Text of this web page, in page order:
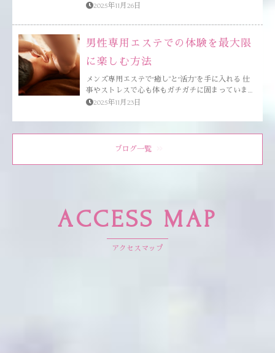
ごしてしまう…。そんな人も多いのではないでしょ
体も心もどこかスッキリしないまま新しい週に突入
してしまい...
2025年11月26日
男性専用エステでの体験を最大限
に楽しむ方法
メンズ専用エステで“癒し”と“活力”を手に入れる 仕
事やストレスで心も体もガチガチに固まっていませ
んか？ そんな日常に、女性セラピストによる癒し
に男のためのリセ...
2025年11月23日
ブログ一覧
ACCESS MAP
アクセスマップ